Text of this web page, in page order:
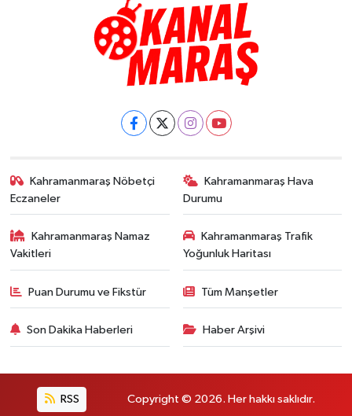
Kahramanmaraş Nöbetçi
Eczaneler
Kahramanmaraş Hava
Durumu
Kahramanmaraş Namaz
Vakitleri
Kahramanmaraş Trafik
Yoğunluk Haritası
Puan Durumu ve Fikstür Tüm Manşetler
Son Dakika Haberleri Haber Arşivi
RSS Copyright © 2026. Her hakkı saklıdır.